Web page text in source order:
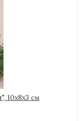
10х8х3 см